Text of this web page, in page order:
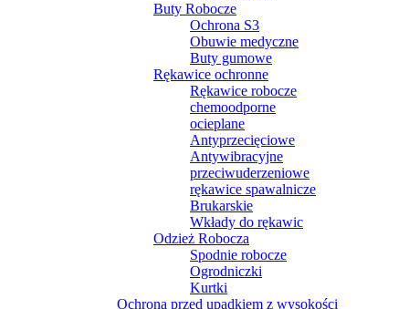
Buty Robocze
Ochrona S3
Obuwie medyczne
Buty gumowe
Rękawice ochronne
Rękawice robocze
chemoodporne
ocieplane
Antyprzecięciowe
Antywibracyjne
przeciwuderzeniowe
rękawice spawalnicze
Brukarskie
Wkłady do rękawic
Odzież Robocza
Spodnie robocze
Ogrodniczki
Kurtki
Ochrona przed upadkiem z wysokości